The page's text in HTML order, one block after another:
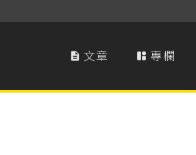
 文章  專欄